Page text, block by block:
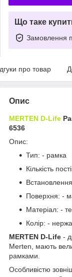
Що таке
Замовлення
про товар
Опис
MERTEN D-Life
6536
Опис:
Тип: - рамка
Кількість
Поверхня: -
Матеріал: -
Колір: -
MERTEN D-Life -
Merten, мають
рамками.
Особливістю